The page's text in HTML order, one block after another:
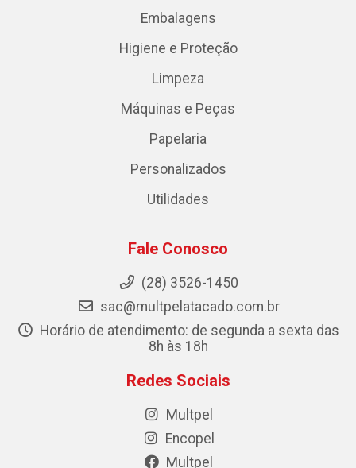
Embalagens
Higiene e Proteção
Limpeza
Máquinas e Peças
Papelaria
Personalizados
Utilidades
Fale Conosco
(28) 3526-1450
sac@multpelatacado.com.br
Horário de atendimento: de segunda a sexta das
8h às 18h
Redes Sociais
Multpel
Encopel
Multpel